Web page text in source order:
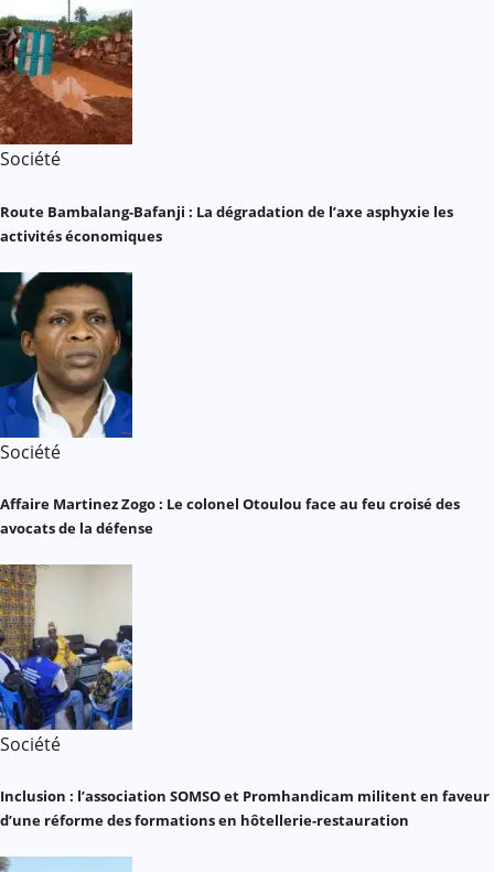
Société
Route Bambalang-Bafanji : La dégradation de l’axe asphyxie les
activités économiques
Société
Affaire Martinez Zogo : Le colonel Otoulou face au feu croisé des
avocats de la défense
Société
Inclusion : l’association SOMSO et Promhandicam militent en faveur
d’une réforme des formations en hôtellerie-restauration